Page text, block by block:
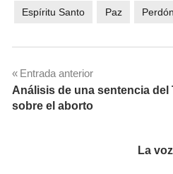
Espíritu Santo Paz Perdón
Navegación
de
Entrada anterior
Análisis de una sentencia
sobre el aborto
La